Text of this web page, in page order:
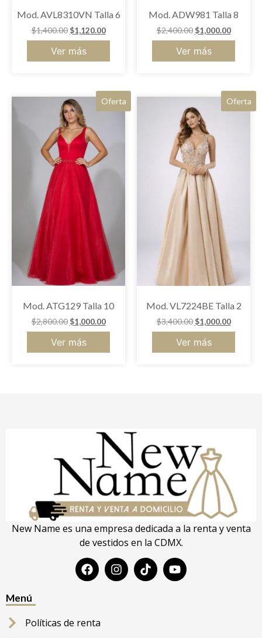
Mod. AVL8310VN Talla 6
$1,400.00 $1,120.00
Ver más
Mod. ADW981 Talla 8
$2,400.00 $1,000.00
Ver más
Oferta
Mod. ATG129 Talla 10
$2,800.00 $1,000.00
Ver más
Oferta
Mod. VL7224BE Talla 2
$3,400.00 $1,000.00
Ver más
New Name es una empresa dedicada a la renta y venta
de vestidos en la CDMX.
Menú
Políticas de renta